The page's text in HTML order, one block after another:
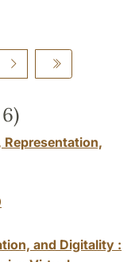
Representation,
and Digitality :